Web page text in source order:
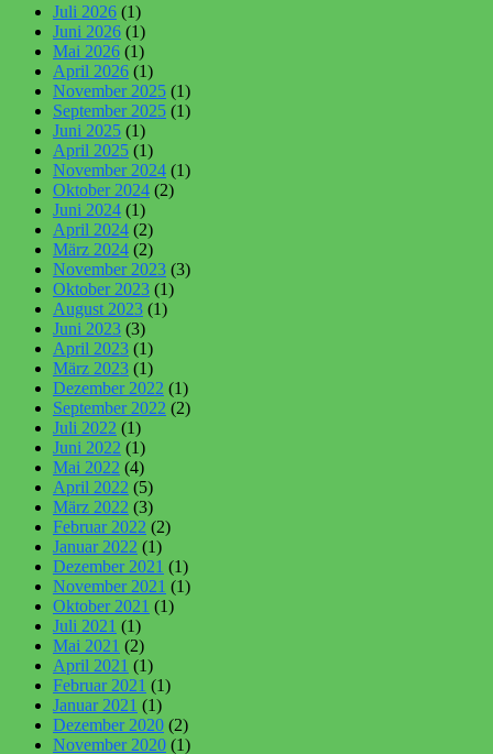
Juli 2026 (1)
Juni 2026 (1)
Mai 2026 (1)
April 2026 (1)
November 2025 (1)
September 2025 (1)
Juni 2025 (1)
April 2025 (1)
November 2024 (1)
Oktober 2024 (2)
Juni 2024 (1)
April 2024 (2)
März 2024 (2)
November 2023 (3)
Oktober 2023 (1)
August 2023 (1)
Juni 2023 (3)
April 2023 (1)
März 2023 (1)
Dezember 2022 (1)
September 2022 (2)
Juli 2022 (1)
Juni 2022 (1)
Mai 2022 (4)
April 2022 (5)
März 2022 (3)
Februar 2022 (2)
Januar 2022 (1)
Dezember 2021 (1)
November 2021 (1)
Oktober 2021 (1)
Juli 2021 (1)
Mai 2021 (2)
April 2021 (1)
Februar 2021 (1)
Januar 2021 (1)
Dezember 2020 (2)
November 2020 (1)